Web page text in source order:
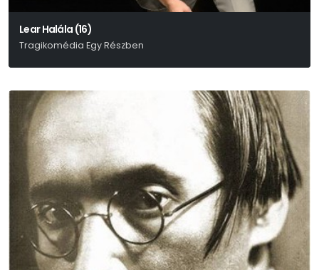
Lear Halála (16)
Tragikomédia Egy Részben